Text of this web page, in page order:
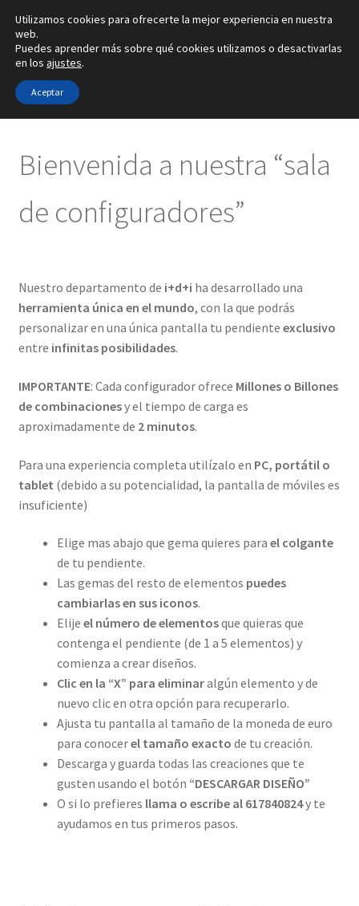
Ir
a
la
navegación
Ir
al
contenido
Inicio
Anillos
Pendientes
Sobre nosotros
Inicio ¿Cómo puedo personalizar mis pendientes?
Bienvenida a nuestra “sala
de configuradores”
Nuestro departamento de i+d+i ha desarrollado una
herramienta única en el mundo, con la que podrás
personalizar en una única pantalla tu pendiente exclusivo
entre infinitas posibilidades.
IMPORTANTE: Cada configurador ofrece Millones o Billones
de combinacionesy el tiempo de carga es
aproximadamente de 2 minutos.
Para una experiencia completa utilízalo en PC, portátil o
tablet (debido a su potencialidad, la pantalla de móviles es
insuficiente)
Elige mas abajo que gema quieres para el colgante
de tu pendiente.
Las gemas del resto de elementos puedes
cambiarlas en sus iconos.
Elije el número de elementosque quieras que
contenga el pendiente (de 1 a 5 elementos) y
comienza a crear diseños.
Clic en la “X” para eliminaralgún elemento y de
nuevo clic en otra opción para recuperarlo.
Ajusta tu pantalla al tamaño de la moneda de euro
para conocerel tamaño exacto de tu creación.
Descarga y guarda todas las creaciones que te
gusten usando el botón “DESCARGAR DISEÑO”
O si lo prefieres llama o escribe al 617840824y te
ayudamos en tus primeros pasos.
Utilizamos cookies para ofrecerte la mejor experiencia en nuestra
web.
Puedes aprender más sobre qué cookies utilizamos o desactivarlas
en los ajustes.
Aceptar